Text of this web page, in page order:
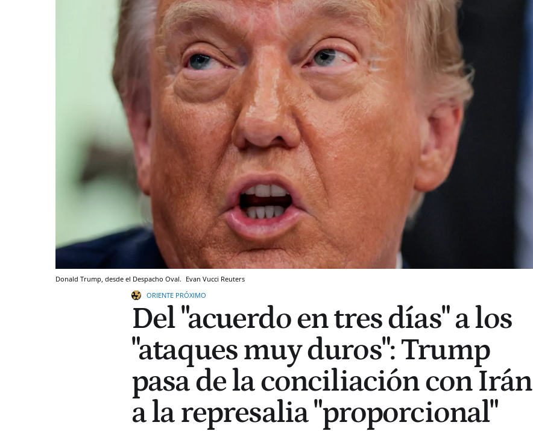
Donald Trump, desde el Despacho Oval. Evan Vucci Reuters
ORIENTE PRÓXIMO
Del "acuerdo en tres días" a los
"ataques muy duros": Trump
pasa de la conciliación con Irán
a la represalia "proporcional"